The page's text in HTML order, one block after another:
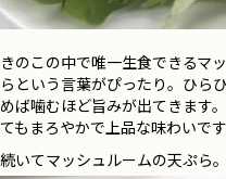
きのこの中で唯一生食できるマ
らという言葉がぴったり。ひら
めば噛むほど旨みが出てきます
てもまろやかで上品な味わいです
続いてマッシュルームの天ぷら。